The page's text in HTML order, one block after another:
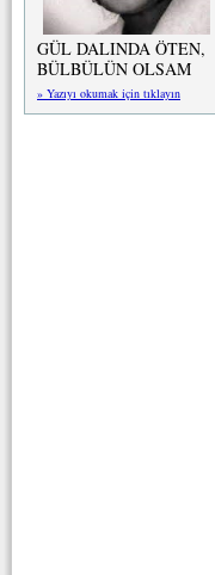
GÜL DALINDA ÖTEN,
BÜLBÜLÜN OLSAM
» Yazıyı okumak için tıklayın